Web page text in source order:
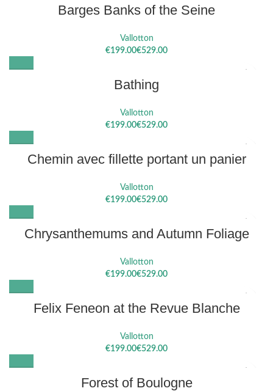
Barges Banks of the Seine
Vallotton
€
€
Bathing
Vallotton
€
€
Chemin avec fillette portant un panier
Vallotton
€
€
Chrysanthemums and Autumn Foliage
Vallotton
€
€
Felix Feneon at the Revue Blanche
Vallotton
€
€
Forest of Boulogne